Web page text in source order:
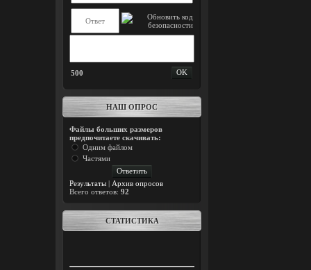
500
НАШ ОПРОС
Файлы больших размеров
предпочитаете скачивать:
Одним файлом
Частями
Результаты | Архив опросов
Всего ответов: 92
СТАТИСТИКА